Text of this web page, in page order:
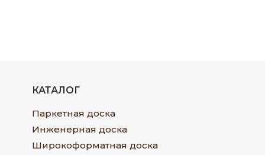
КАТАЛОГ
Паркетная доска
Инженерная доска
Широкоформатная доска